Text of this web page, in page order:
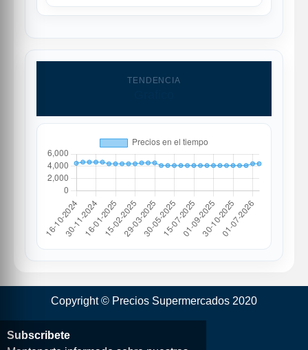
TENDENCIA
Copyright © Precios Supermercados 2020
Subscribete